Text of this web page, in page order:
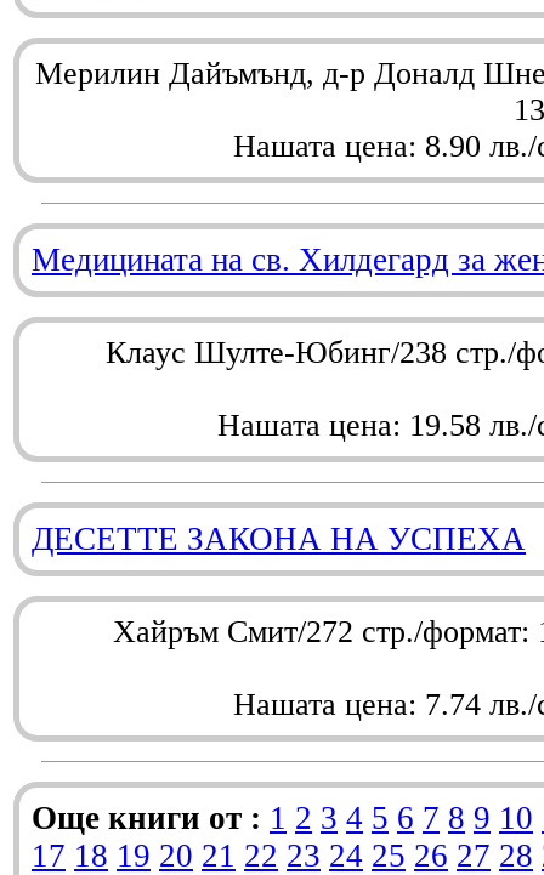
Мерилин Дайъмънд, д-р Доналд
Нашата цена: 8.90 лв./
Медицината на св. Хилдегард за
Клаус Шулте-Юбинг/238 стр./
Нашата цена: 19.58 лв./
ДЕСЕТТЕ ЗАКОНА НА УСПЕХА
Хайръм Смит/272 стр./
Нашата цена: 7.74 лв./
Още книги от : 1 2 3 4 5 6 7 8 9 10
17 18 19 20 21 22 23 24 25 26 27 28